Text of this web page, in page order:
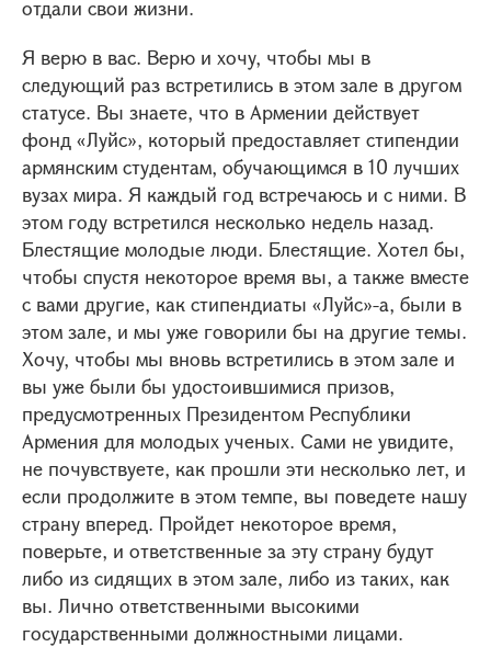
отдали свои жизни.
Я верю в вас. Верю и хочу, чтобы мы в
следующий раз встретились в этом зале в другом
статусе. Вы знаете, что в Армении действует
фонд «Луйс», который предоставляет стипендии
армянским студентам, обучающимся в 10 лучших
вузах мира. Я каждый год встречаюсь и с ними. В
этом году встретился несколько недель назад.
Блестящие молодые люди. Блестящие. Хотел бы,
чтобы спустя некоторое время вы, а также вместе
с вами другие, как стипендиаты «Луйс»-а, были в
этом зале, и мы уже говорили бы на другие темы.
Хочу, чтобы мы вновь встретились в этом зале и
вы уже были бы удостоившимися призов,
предусмотренных Президентом Республики
Армения для молодых ученых. Сами не увидите,
не почувствуете, как прошли эти несколько лет, и
если продолжите в этом темпе, вы поведете нашу
страну вперед. Пройдет некоторое время,
поверьте, и ответственные за эту страну будут
либо из сидящих в этом зале, либо из таких, как
вы. Лично ответственными высокими
государственными должностными лицами.